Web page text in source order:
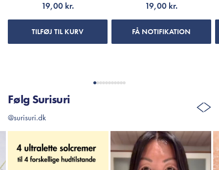
19,00 kr.
TILFØJ TIL KURV
19,00 kr.
FÅ NOTIFIKATION
Følg Surisuri
@surisuri.dk